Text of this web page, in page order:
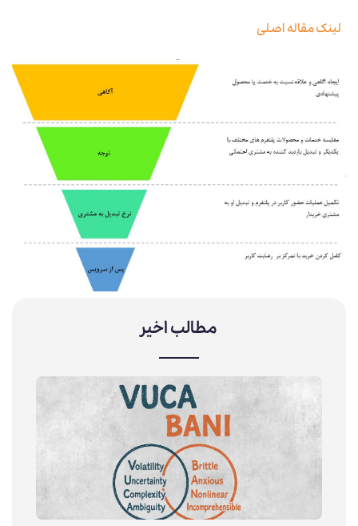
مطالب اخیر
لینک مقاله اصلی